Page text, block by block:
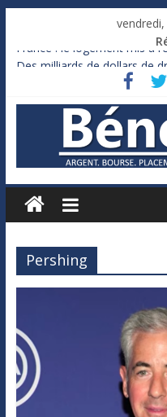
France : le logement mis à
Des milliards de dollars de
Royaume-Uni : Andy
Xavier Niel, le milliardaire
Ruée des fortunes russes
Pershing